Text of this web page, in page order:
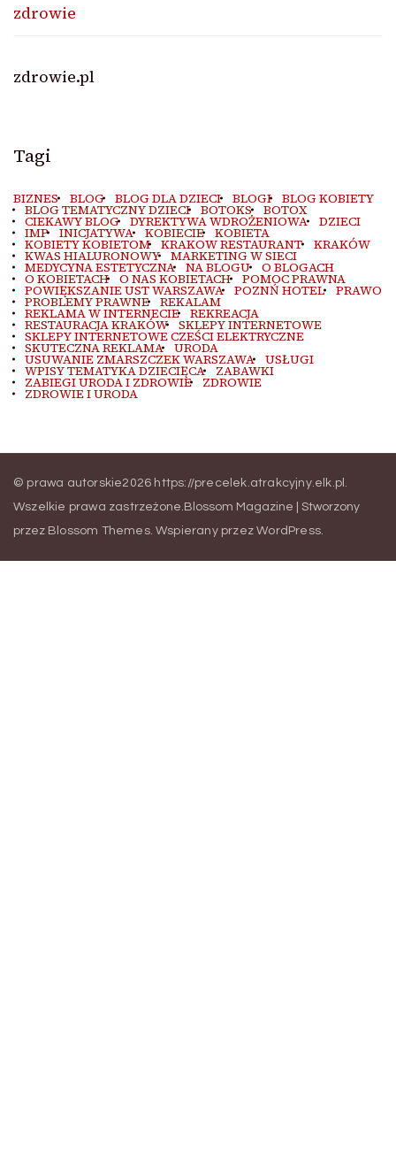
zdrowie
zdrowie.pl
Tagi
BIZNES BLOG BLOG DLA DZIECI BLOGI BLOG KOBIETY
BLOG TEMATYCZNY DZIECI BOTOKS BOTOX
CIEKAWY BLOG DYREKTYWA WDROŻENIOWA DZIECI
IMP INICJATYWA KOBIECIE KOBIETA
KOBIETY KOBIETOM KRAKOW RESTAURANT KRAKÓW
KWAS HIALURONOWY MARKETING W SIECI
MEDYCYNA ESTETYCZNA NA BLOGU O BLOGACH
O KOBIETACH O NAS KOBIETACH POMOC PRAWNA
POWIĘKSZANIE UST WARSZAWA POZNŃ HOTEL PRAWO
PROBLEMY PRAWNE REKALAM
REKLAMA W INTERNECIE REKREACJA
RESTAURACJA KRAKÓW SKLEPY INTERNETOWE
SKLEPY INTERNETOWE CZEŚCI ELEKTRYCZNE
SKUTECZNA REKLAMA URODA
USUWANIE ZMARSZCZEK WARSZAWA USŁUGI
WPISY TEMATYKA DZIECIĘCA ZABAWKI
ZABIEGI URODA I ZDROWIE ZDROWIE
ZDROWIE I URODA
© prawa autorskie2026 https://precelek.atrakcyjny.elk.pl
Wszelkie prawa zastrzeżone. Blossom Magazine | Stworzony
przez Blossom Themes. Wspierany przezWordPress